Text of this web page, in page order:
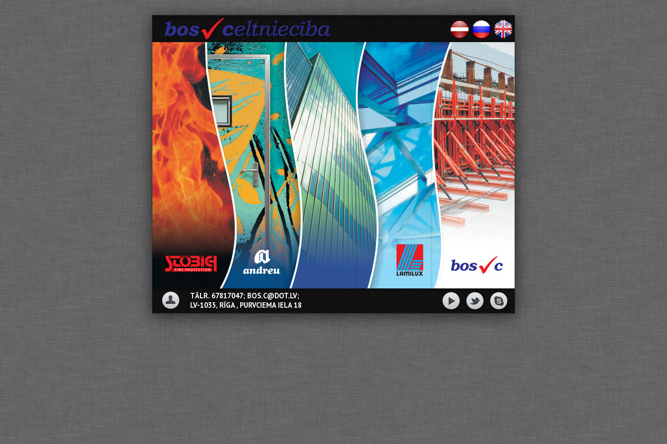
STÖBICH
UGUNS
AIZSARDZĪBAS
AIZKARI
ANDREU
UGUNSDROŠĀS
IEEJAS
DAUDZJOMAS
DURVIS
BOS GRUPA
РАБОТАЕМ
СТРОИТЕЛЬ
РЫНКЕ ЛАТ
С 2002 ГО
LAMILUX
VIRSGAISMAS
LOGI
DŪMU
LUKAS
DŪMU
IZVADIŠANAS
SISTĒMAS
BOS
CELTNIECIBA
PROJEKTĒŠANA
CELTNIECĪBA
INŽENIER
KOMUNĪKACIJAS
TĀLR. 67817047; BOS.C@DOT.LV;
LV-1035, RĪGA , PURVCIEMA IELA 18